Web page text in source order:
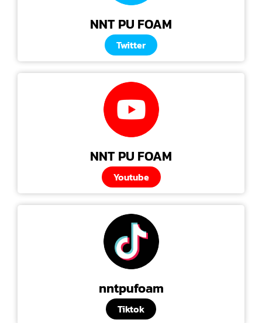
NNT PU FOAM
Twitter
NNT PU FOAM
Youtube
nntpufoam
Tiktok